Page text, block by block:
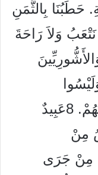
حَطَبُنَا بِالثَّمَنِ
نَتْعَبُ وَلاَ رَاحَةَ
وَالأَشُّورِيِّينَ
وَلَيْسُوا
بِمَوْجُودِينَ، وَنَحْنُ نَحْمِلُ آثَامَهُمْ. 8عَبِيدٌ
مِنْ
مِنْ جَرَى